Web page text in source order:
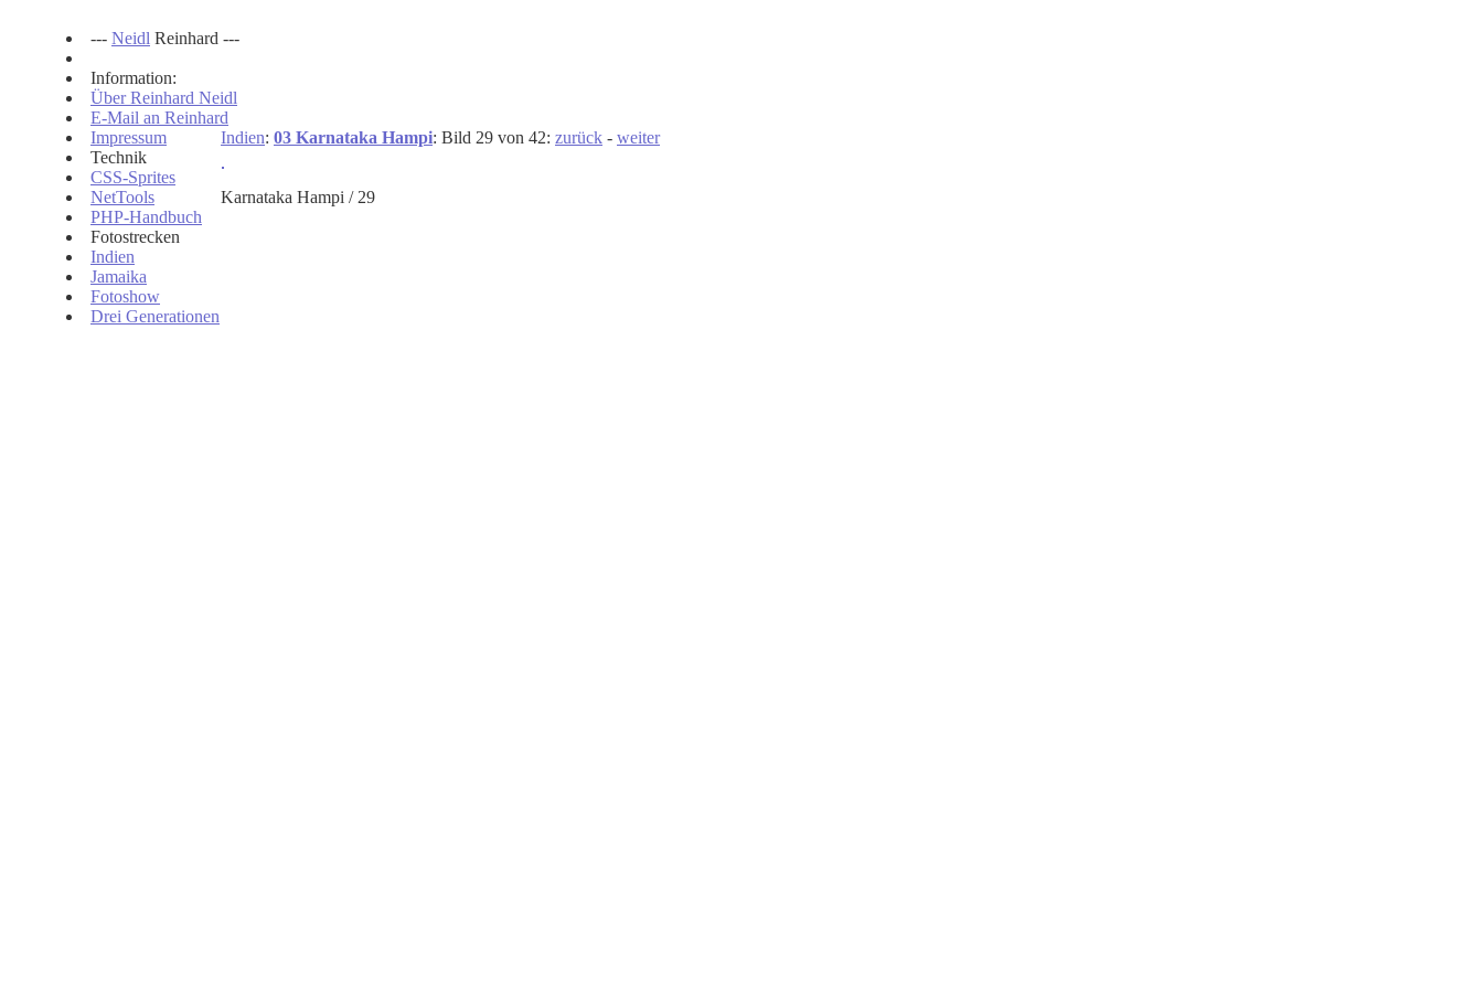
--- Neidl Reinhard ---
Information:
Über Reinhard Neidl
E-Mail an Reinhard
Impressum
Technik
CSS-Sprites
NetTools
PHP-Handbuch
Fotostrecken
Indien
Jamaika
Fotoshow
Drei Generationen
Indien: 03 Karnataka Hampi: Bild 29 von 42: zurück - weiter
Karnataka Hampi / 29